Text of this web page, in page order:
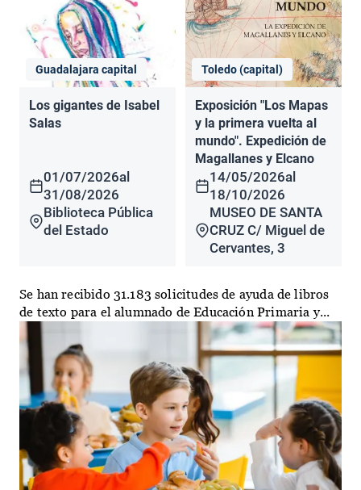
Guadalajara capital
Los gigantes de Isabel
Salas
01/07/2026al
31/08/2026
Biblioteca Pública
del Estado
Toledo (capital)
Exposición "Los Mapas
y la primera vuelta al
mundo". Expedición de
Magallanes y Elcano
14/05/2026al
18/10/2026
MUSEO DE SANTA
CRUZ C/ Miguel de
Cervantes, 3
Se han recibido 31.183 solicitudes de ayuda de libros
de texto para el alumnado de Educación Primaria y...